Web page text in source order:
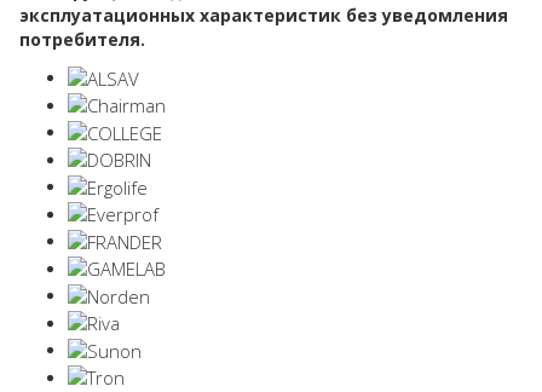
эксплуатационных характеристик без уведомления
потребителя.